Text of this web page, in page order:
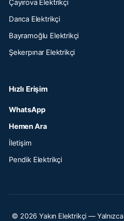
Çayırova Elektrikçi
Darıca Elektrikçi
Bayramoğlu Elektrikçi
Şekerpınar Elektrikçi
Hızlı Erişim
WhatsApp
Hemen Ara
İletişim
Pendik Elektrikçi
© 2026 Yakın Elektrikçi —